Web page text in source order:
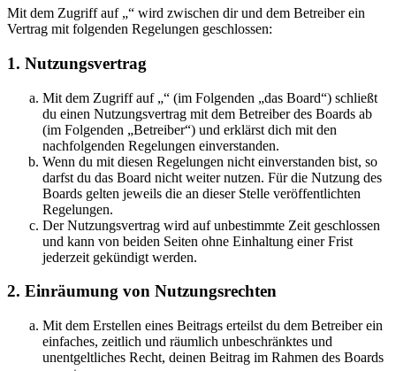
Mit dem Zugriff auf „“ wird zwischen dir und dem Betreiber ein
Vertrag mit folgenden Regelungen geschlossen:
1. Nutzungsvertrag
Mit dem Zugriff auf „“ (im Folgenden „das Board“) schließt
du einen Nutzungsvertrag mit dem Betreiber des Boards ab
(im Folgenden „Betreiber“) und erklärst dich mit den
nachfolgenden Regelungen einverstanden.
Wenn du mit diesen Regelungen nicht einverstanden bist, so
darfst du das Board nicht weiter nutzen. Für die Nutzung des
Boards gelten jeweils die an dieser Stelle veröffentlichten
Regelungen.
Der Nutzungsvertrag wird auf unbestimmte Zeit geschlossen
und kann von beiden Seiten ohne Einhaltung einer Frist
jederzeit gekündigt werden.
2. Einräumung von Nutzungsrechten
Mit dem Erstellen eines Beitrags erteilst du dem Betreiber ein
einfaches, zeitlich und räumlich unbeschränktes und
unentgeltliches Recht, deinen Beitrag im Rahmen des Boards